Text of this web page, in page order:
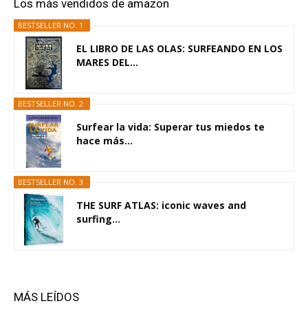
Los más vendidos de amazon
BESTSELLER NO. 1
EL LIBRO DE LAS OLAS: SURFEANDO EN LOS
MARES DEL...
BESTSELLER NO. 2
Surfear la vida: Superar tus miedos te
hace más...
BESTSELLER NO. 3
THE SURF ATLAS: iconic waves and
surfing...
MÁS LEÍDOS